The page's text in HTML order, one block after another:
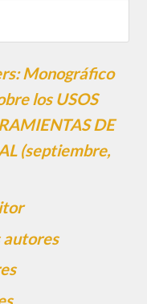
Monográfico
los USOS
DE
(septiembre,
autores